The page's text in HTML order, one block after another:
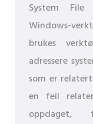
System
Windows-
brukes
adressere
som er
en feil
oppdaget,